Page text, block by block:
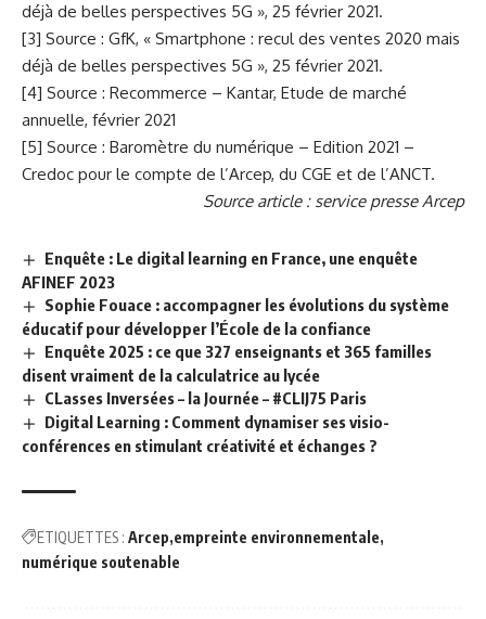
déjà de belles perspectives 5G », 25 février 2021.
[3] Source : GfK, « Smartphone : recul des ventes 2020 mais
déjà de belles perspectives 5G », 25 février 2021.
[4] Source : Recommerce – Kantar, Etude de marché
annuelle, février 2021
[5] Source : Baromètre du numérique – Edition 2021 –
Credoc pour le compte de l’Arcep, du CGE et de l’ANCT.
Source article : service presse Arcep
Enquête : Le digital learning en France, une enquête
AFINEF 2023
Sophie Fouace : accompagner les évolutions du système
éducatif pour développer l’École de la confiance
Enquête 2025 : ce que 327 enseignants et 365 familles
disent vraiment de la calculatrice au lycée
CLasses Inversées – la Journée – #CLIJ75 Paris
Digital Learning : Comment dynamiser ses visio-
conférences en stimulant créativité et échanges ?
ETIQUETTES : Arcep empreinte environnementale
numérique soutenable